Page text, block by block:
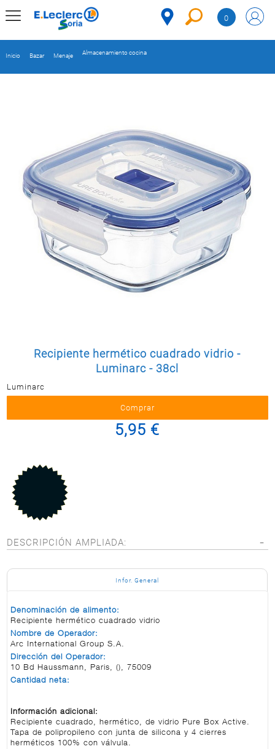
Postal
0
CORPORATIVO
MERCADO
DULCES Y
DESAYUNO
BEBIDAS
PLATOS
PREPARADOS
Y HOGAR
Inicio Bazar Menaje Almacenamiento cocina
Recipiente hermético cuadrado vidrio -
Luminarc - 38cl
Luminarc
5,95 €
DESCRIPCIÓN AMPLIADA:
Infor. General
Denominación de alimento:
Recipiente hermético cuadrado vidrio
Nombre de Operador:
Arc International Group S.A.
Dirección del Operador:
10 Bd Haussmann, Paris, (), 75009
Cantidad neta:
Información adicional:
Recipiente cuadrado, hermético, de vidrio Pure Box Active.
Tapa de polipropileno con junta de silicona y 4 cierres
herméticos 100% con válvula.